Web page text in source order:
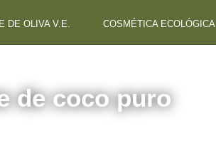
DE OLIVA V.E. COSMÉTICA ECOLÓGICA
de coco puro